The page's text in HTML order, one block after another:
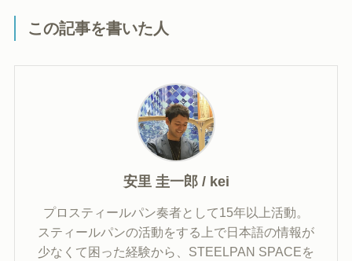
この記事を書いた人
安里 圭一郎 / kei
プロスティールパン奏者として15年以上活動。
スティールパンの活動をする上で日本語の情報が
少なくて困った経験から、STEELPAN SPACEを